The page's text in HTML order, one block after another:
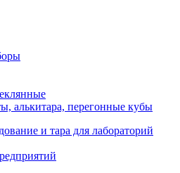
алькитара, перегонные кубы
и тара для лабораторий